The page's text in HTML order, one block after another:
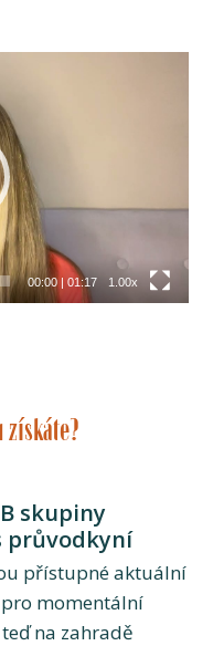
00:00| 01:17 1.00x
získáte?
skupiny
průvodkyní
přístupné aktuální
momentální
na zahradě